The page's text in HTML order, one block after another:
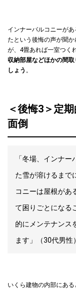
インナーバルコニーが
たという後悔の声が聞
が、4畳あれば一室つく
収納部屋などほかの間
しょう 。
＜後悔3＞定
面倒
「冬場、インナ
た雪が溶けるまで
コニーは屋根があ
て困りごとになる
的にメンテナンス
ます」（30代男性）
いくら建物の内部にあ